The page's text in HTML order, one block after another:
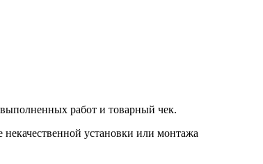
работ и товарный чек.
некачественной установки или монтажа